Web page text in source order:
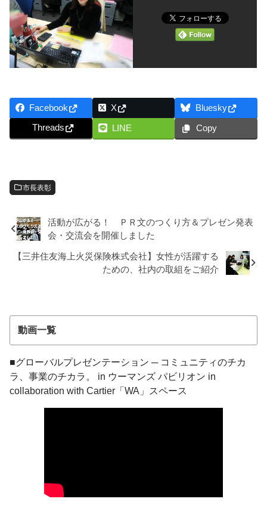
Facebook X Bluesky
Threads LINE Copy
市長表彰
活動が広がる！ ＰＲ文のつくり方＆プレゼン発表
会・交流会を開催しました
【三井住友海上火災保険株式会社】女性が活躍する
ための、社内の取組をご紹介
動画一覧
■グローバルプレゼンテーション ─ コミュニティのチカ
ラ、事業のチカラ。 in ウーマンズ パビリオン in
collaboration with Cartier「WA」スペース